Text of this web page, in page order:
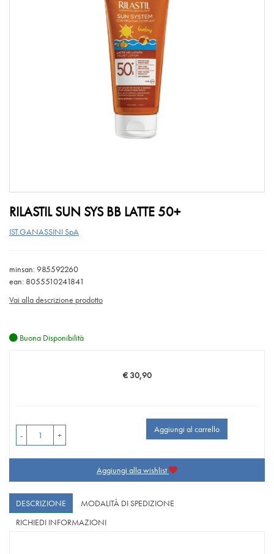
RILASTIL SUN SYS BB LATTE 50+
IST.GANASSINI SpA
minsan: 985592260
ean: 8055510241841
Vai alla descrizione prodotto
Buona Disponibilità
Prezzo
€ 30,90
- +
Aggiungi al carrello
Aggiungi alla wishlist
DESCRIZIONE
MODALITÀ DI SPEDIZIONE
RICHIEDI INFORMAZIONI